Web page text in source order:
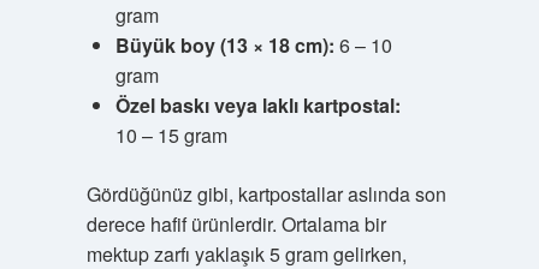
gram
Büyük boy (13 × 18 cm): 6 – 10
gram
Özel baskı veya laklı kartpostal:
10 – 15 gram
Gördüğünüz gibi, kartpostallar aslında son
derece hafif ürünlerdir. Ortalama bir
mektup zarfı yaklaşık 5 gram gelirken,